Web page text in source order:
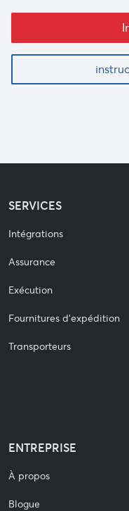
SERVICES
Intégrations
Assurance
Exécution
Fournitures d'expédition
Transporteurs
ENTREPRISE
À propos
Blogue